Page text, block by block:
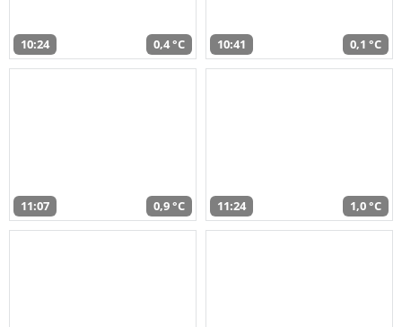
10:24 0,4 °C 10:41 0,1 °C
11:07 0,9 °C 11:24 1,0 °C